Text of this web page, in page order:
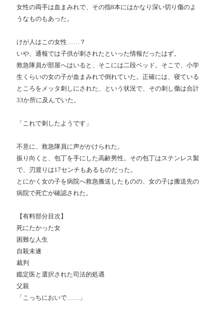
女性の両手は血まみれで、その指8本にはかなり深い切り傷のよ
うなものもあった。
けが人はこの女性……？
いや、通報では子供が刺されたといった情報だったはず。
救急隊員が部屋へはいると、そこには二段ベッド。そこで、小学
生くらいの女の子が血まみれで倒れていた。正確には、寝ている
ところをメッタ刺しにされた、という状況で、その刺し傷は合計
33か所に及んでいた。
「これで刺したようです」
不意に、救急隊員に声がかけられた。
振り向くと、包丁を手にした高齢男性。その包丁はステンレス製
で、刃渡りは17センチもあるものだった。
とにかく女の子を病院へ救急搬送したものの、女の子は搬送先の
病院で死亡が確認された。
【有料部分目次】
死にたかった女
困難な人生
自殺未遂
裁判
鑑定医と選択された司法的処遇
父親
「こっちにおいで……」